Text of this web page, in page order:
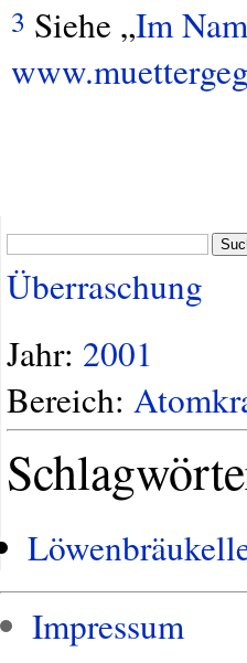
3 Siehe „Im
Überraschung
Jahr: 2001
Bereich:
Impressum